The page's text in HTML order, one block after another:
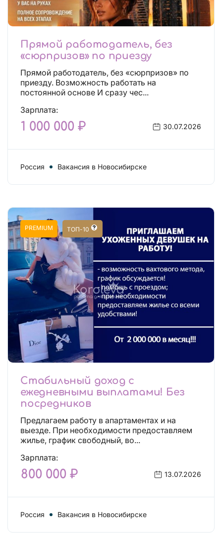
Прямой работодатель, без
«сюрпризов» по приезду
Прямой работодатель, без «сюрпризов» по
приезду. Возможность работать на
постоянной основе И сразу чес...
Зарплата:
1 000 000 ₽ 30.07.2026
Россия Вакансия в Новосибирске
PREMIUM ТОП-10
Стабильный доход с
ежедневными выплатами! Без
посредников
Предлагаем работу в апартаментах и на
выезде. При необходимости предоставляем
жилье, график свободный, во...
Зарплата:
800 000 ₽ 13.07.2026
Россия Вакансия в Новосибирске